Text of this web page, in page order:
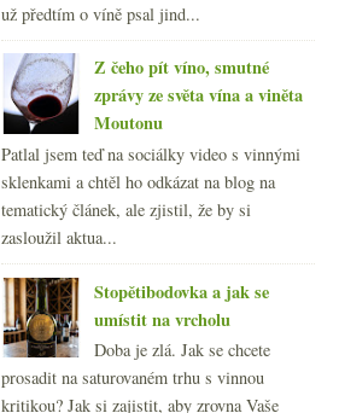
už předtím o víně psal jind...
Z čeho pít víno, smutné
zprávy ze světa vína a viněta
Moutonu
Patlal jsem teď na sociálky video s vinnými
sklenkami a chtěl ho odkázat na blog na
tematický článek, ale zjistil, že by si
zasloužil aktua...
Stopětibodovka a jak se
umístit na vrcholu
Doba je zlá. Jak se chcete
prosadit na saturovaném trhu s vinnou
kritikou? Jak si zajistit, aby zrovna Vaše